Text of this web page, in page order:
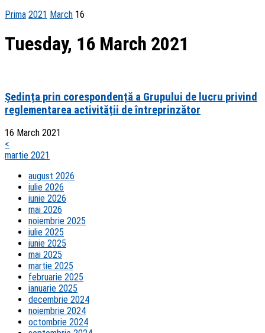
Prima 2021 March 16
Tuesday, 16 March 2021
Ședința prin corespondență a Grupului de lucru privind
reglementarea activității de întreprinzător
16 March 2021
<
martie 2021
august 2026
iulie 2026
iunie 2026
mai 2026
noiembrie 2025
iulie 2025
iunie 2025
mai 2025
martie 2025
februarie 2025
ianuarie 2025
decembrie 2024
noiembrie 2024
octombrie 2024